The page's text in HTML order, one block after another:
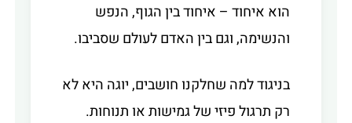
הוא איחוד – איחוד בין הגוף, הנפש
והנשימה, וגם בין האדם לעולם שסביבו.
בניגוד למה שחלקנו חושבים, יוגה היא לא
רק תרגול פיזי של גמישות או תנוחות.